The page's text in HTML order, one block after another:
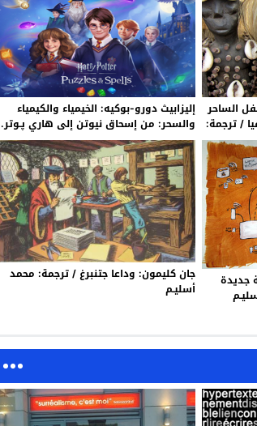
الساحر
/ ترجمة:
إليزابيث دورو-بوكيه: الخيمياء والكيمياء
والسحر: من إسحاق نيوتن إلى هاري ﭘـوتر.
التحويل والتطور والتحولات / ترجمة: م.
أسليـم
جديدة
جان كليمون: وداعا جتنبرغ / ترجمة: محمد
أسليـم